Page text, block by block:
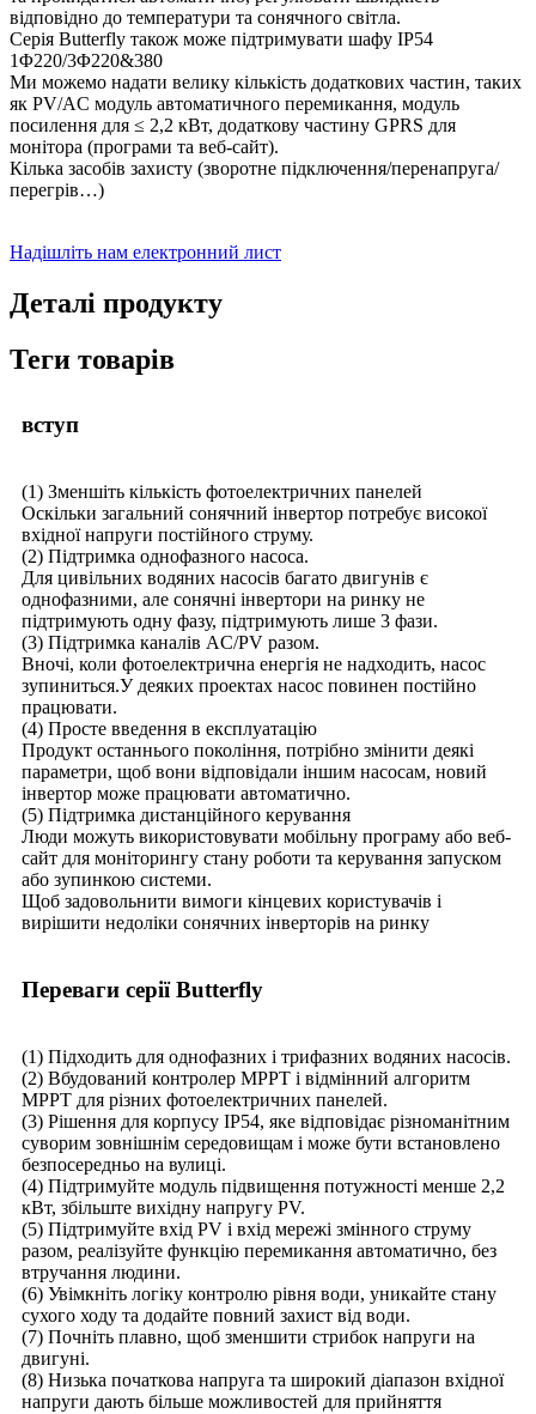
відповідно до температури та сонячного світла.
Серія Butterfly також може підтримувати шафу IP54
1Φ220/3Φ220&380
Ми можемо надати велику кількість додаткових частин, таких
як PV/AC модуль автоматичного перемикання, модуль
посилення для ≤ 2,2 кВт, додаткову частину GPRS для
монітора (програми та веб-сайт).
Кілька засобів захисту (зворотне підключення/перенапруга/
перегрів…)
Надішліть нам електронний лист
Деталі продукту
Теги товарів
вступ
(1) Зменшіть кількість фотоелектричних панелей
Оскільки загальний сонячний інвертор потребує високої
вхідної напруги постійного струму.
(2) Підтримка однофазного насоса.
Для цивільних водяних насосів багато двигунів є
однофазними, але сонячні інвертори на ринку не
підтримують одну фазу, підтримують лише 3 фази.
(3) Підтримка каналів AC/PV разом.
Вночі, коли фотоелектрична енергія не надходить, насос
зупиниться.У деяких проектах насос повинен постійно
працювати.
(4) Просте введення в експлуатацію
Продукт останнього покоління, потрібно змінити деякі
параметри, щоб вони відповідали іншим насосам, новий
інвертор може працювати автоматично.
(5) Підтримка дистанційного керування
Люди можуть використовувати мобільну програму або веб-
сайт для моніторингу стану роботи та керування запуском
або зупинкою системи.
Щоб задовольнити вимоги кінцевих користувачів і
вирішити недоліки сонячних інверторів на ринку
Переваги серії Butterfly
(1) Підходить для однофазних і трифазних водяних насосів.
(2) Вбудований контролер MPPT і відмінний алгоритм
MPPT для різних фотоелектричних панелей.
(3) Рішення для корпусу IP54, яке відповідає різноманітним
суворим зовнішнім середовищам і може бути встановлено
безпосередньо на вулиці.
(4) Підтримуйте модуль підвищення потужності менше 2,2
кВт, збільште вихідну напругу PV.
(5) Підтримуйте вхід PV і вхід мережі змінного струму
разом, реалізуйте функцію перемикання автоматично, без
втручання людини.
(6) Увімкніть логіку контролю рівня води, уникайте стану
сухого ходу та додайте повний захист від води.
(7) Почніть плавно, щоб зменшити стрибок напруги на
двигуні.
(8) Низька початкова напруга та широкий діапазон вхідної
напруги дають більше можливостей для прийняття